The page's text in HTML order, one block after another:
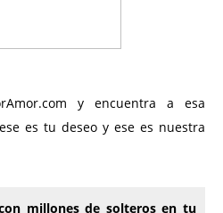
y encuentra a esa
es tu deseo y ese es nuestra
millones de solteros en tu